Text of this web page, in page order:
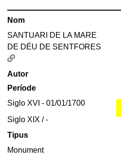
Nom
SANTUARI DE LA MARE
DE DÉU DE SENTFORES
Autor
Període
Siglo XVI - 01/01/1700
Siglo XIX / -
Tipus
Monument